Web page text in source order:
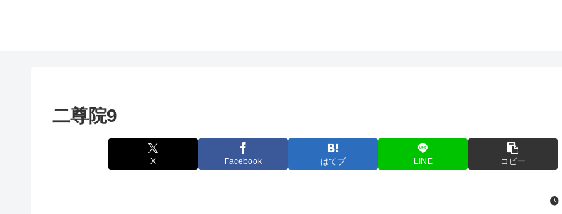
二尊院9
X Facebook はてブ LINE コピー